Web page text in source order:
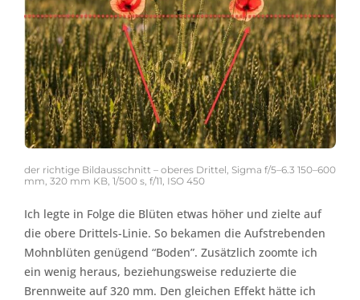
der richtige Bildausschnitt – oberes Drittel, Sigma f/5–6.3 150–600
mm, 320 mm KB, 1/500 s, f/11, ISO 450
Ich legte in Folge die Blüten etwas höher und zielte auf
die obere Drittels-Linie. So bekamen die Aufstrebenden
Mohnblüten genügend “Boden”. Zusätzlich zoomte ich
ein wenig heraus, beziehungsweise reduzierte die
Brennweite auf 320 mm. Den gleichen Effekt hätte ich